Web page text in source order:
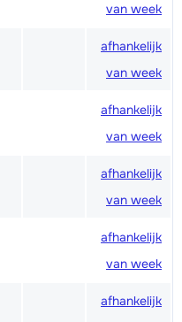
van week
afhankelijk
van week
afhankelijk
van week
afhankelijk
van week
afhankelijk
van week
afhankelijk